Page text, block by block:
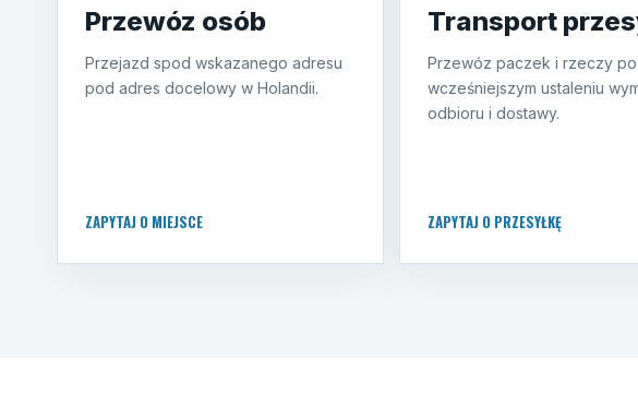
Przewóz osób
Przejazd spod wskazanego adresu
pod adres docelowy w Holandii.
ZAPYTAJ O MIEJSCE
Transport
Przewóz paczek i rzeczy po
wcześniejszym ustaleniu
odbioru i dostawy.
ZAPYTAJ O PRZESYŁKĘ